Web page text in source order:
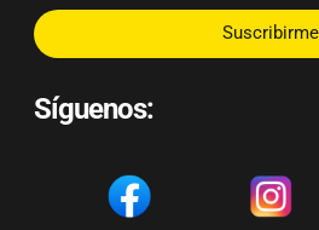
Suscribirme
Síguenos: